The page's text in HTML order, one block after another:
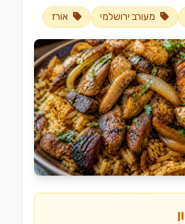
מעורב ירושלמי אורז